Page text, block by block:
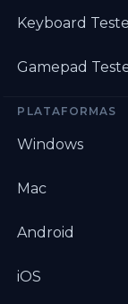
Keyboard
Gamepad
PLATAFORMAS
Windows
Mac
Android
iOS
clickers
se
funciona.
teclado y